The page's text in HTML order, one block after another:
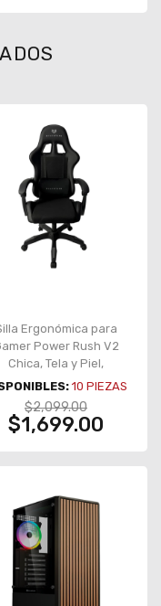
Ergonómica para
Power Rush V2
Chica, Tela y Piel,
Base de Metal,
Soporta 120 kg, Color
Negro – BR-934534
10 PIEZAS
$2,099.00
$1,699.00